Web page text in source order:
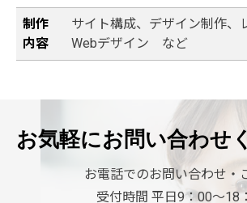
制作
内容
サイト構成、デザイン制作、
Webデザイン など
お気軽にお問い合わせ
お電話でのお問い合わせ・
受付時間 平日9：00〜18